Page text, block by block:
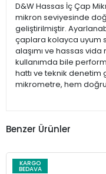
D&W Hassas İç Çap
mikron seviyesinde
geliştirilmiştir.
çaplara kolayca uyum
alaşımı ve hassas
kullanımda bile
hattı ve teknik
mikrometre, hem
Benzer Ürünler
KARGO
BEDAVA